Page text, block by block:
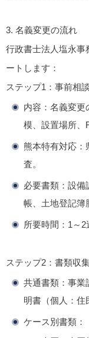
3. 名義変更の流れ
行政書士法人塩永事
ートします：
ステップ1：事前相
内容 ：名義変
模、設置場所、
熊本特有対応
査。
必要書類 ：設
帳、土地登記簿
所要時間 ：1～2
ステップ2：書類収
共通書類 ：事
明書（個人：住
ケース別書類 ：